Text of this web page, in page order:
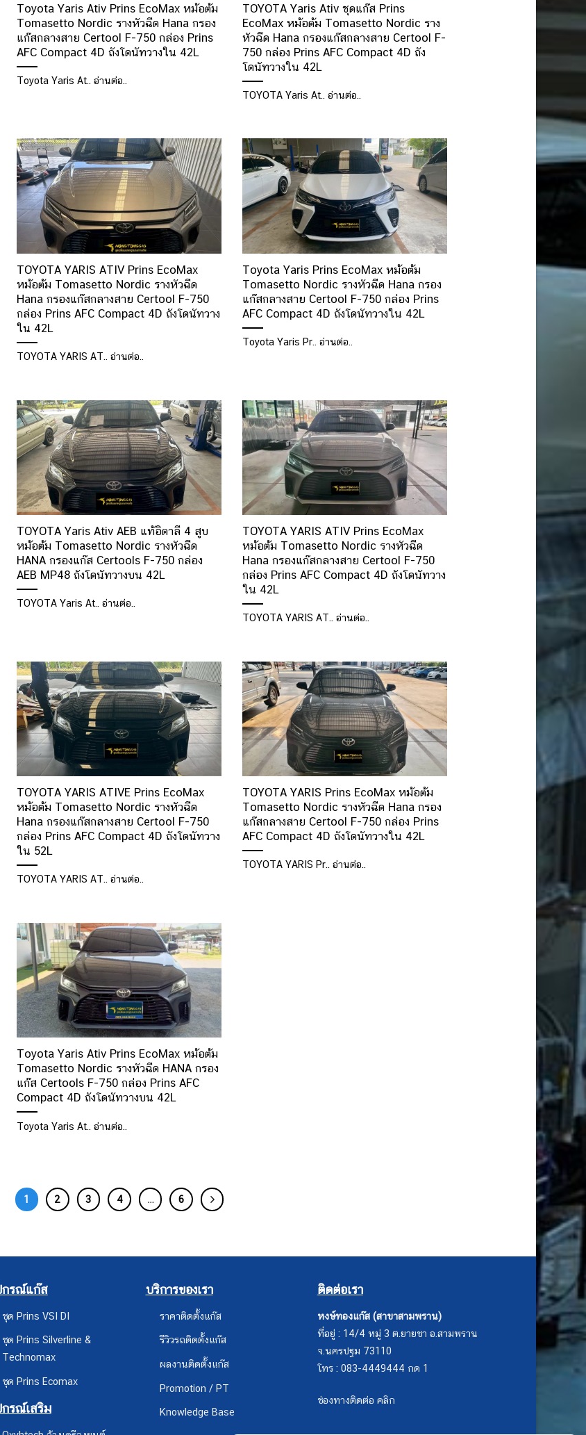
Toyota Yaris Ativ Prins EcoMax หม้อต้ม
Tomasetto Nordic รางหัวฉีด Hana กรอง
แก๊สกลางสาย Certool F-750 กล่อง Prins
AFC Compact 4D ถังโดนัทวางใน 42L
Toyota Yaris At.. อ่านต่อ..
TOYOTA Yaris Ativ ชุดแก๊ส Prins
EcoMax หม้อต้ม Tomasetto Nordic ราง
หัวฉีด Hana กรองแก๊สกลางสาย Certool F-
750 กล่อง Prins AFC Compact 4D ถัง
โดนัทวางใน 42L
TOYOTA Yaris At.. อ่านต่อ..
TOYOTA YARIS ATIV Prins EcoMax
หม้อต้ม Tomasetto Nordic รางหัวฉีด
Hana กรองแก๊สกลางสาย Certool F-750
กล่อง Prins AFC Compact 4D ถังโดนัทวาง
ใน 42L
TOYOTA YARIS AT.. อ่านต่อ..
Toyota Yaris Prins EcoMax หม้อต้ม
Tomasetto Nordic รางหัวฉีด Hana กรอง
แก๊สกลางสาย Certool F-750 กล่อง Prins
AFC Compact 4D ถังโดนัทวางใน 42L
Toyota Yaris Pr.. อ่านต่อ..
TOYOTA Yaris Ativ AEB แท้อิตาลี 4 สูบ
หม้อต้ม Tomasetto Nordic รางหัวฉีด
HANA กรองแก๊ส Certools F-750 กล่อง
AEB MP48 ถังโดนัทวางบน 42L
TOYOTA Yaris At.. อ่านต่อ..
TOYOTA YARIS ATIV Prins EcoMax
หม้อต้ม Tomasetto Nordic รางหัวฉีด
Hana กรองแก๊สกลางสาย Certool F-750
กล่อง Prins AFC Compact 4D ถังโดนัทวาง
ใน 42L
TOYOTA YARIS AT.. อ่านต่อ..
TOYOTA YARIS ATIVE Prins EcoMax
หม้อต้ม Tomasetto Nordic รางหัวฉีด
Hana กรองแก๊สกลางสาย Certool F-750
กล่อง Prins AFC Compact 4D ถังโดนัทวาง
ใน 52L
TOYOTA YARIS AT.. อ่านต่อ..
TOYOTA YARIS Prins EcoMax หม้อต้ม
Tomasetto Nordic รางหัวฉีด Hana กรอง
แก๊สกลางสาย Certool F-750 กล่อง Prins
AFC Compact 4D ถังโดนัทวางใน 42L
TOYOTA YARIS Pr.. อ่านต่อ..
Toyota Yaris Ativ Prins EcoMax หม้อต้ม
Tomasetto Nordic รางหัวฉีด HANA กรอง
แก๊ส Certools F-750 กล่อง Prins AFC
Compact 4D ถังโดนัทวางบน 42L
Toyota Yaris At.. อ่านต่อ..
1 2 3 4 … 6
กรณ์แก๊ส
ชุด Prins VSI DI
ชุด Prins Silverline &
Technomax
ชุด Prins Ecomax
รณ์เสริม
บริการของเรา
ราคาติดตั้งแก๊ส
รีวิวรถติดตั้งแก๊ส
ผลงานติดตั้งแก๊ส
Promotion / PT
Knowledge Base
ติดต่อเรา
หงษ์ทองแก๊ส (สาขาสามพราน)
ที่อยู่ : 14/4 หมู่ 3 ต.ยายชา อ.สามพราน
จ.นครปฐม 73110
โทร : 083-4449444 กด 1
ช่องทางติดต่อ คลิก